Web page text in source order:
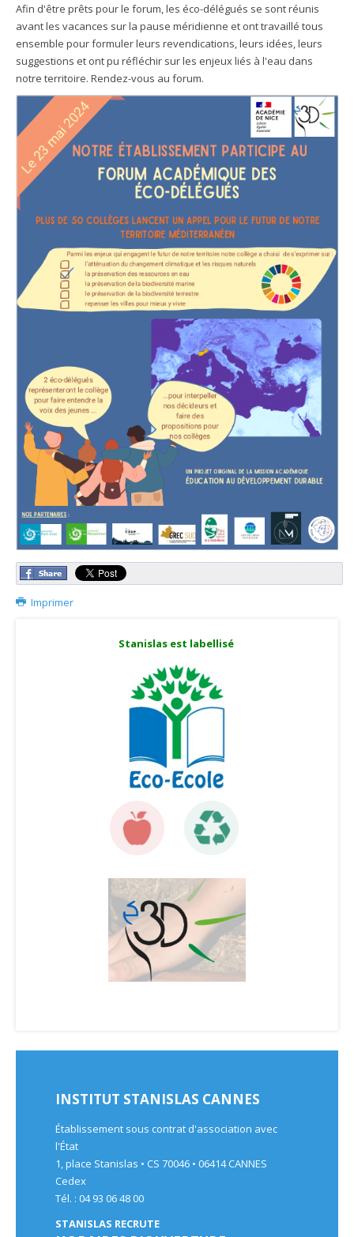
Afin d'être prêts pour le forum, les éco-délégués se sont réunis
avant les vacances sur la pause méridienne et ont travaillé tous
ensemble pour formuler leurs revendications, leurs idées, leurs
suggestions et ont pu réfléchir sur les enjeux liés à l'eau dans
notre territoire. Rendez-vous au forum.
Imprimer
Stanislas est labellisé
INSTITUT STANISLAS CANNES
Établissement sous contrat d'association avec
l'État
1, place Stanislas • CS 70046 • 06414 CANNES
Cedex
Tél. : 04 93 06 48 00
STANISLAS RECRUTE